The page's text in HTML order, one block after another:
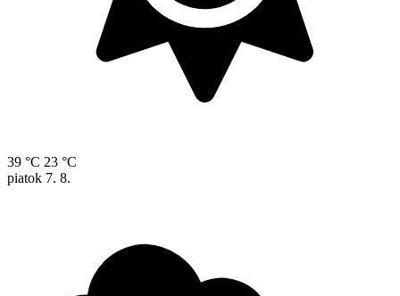
39 °C 23 °C
piatok 7. 8.